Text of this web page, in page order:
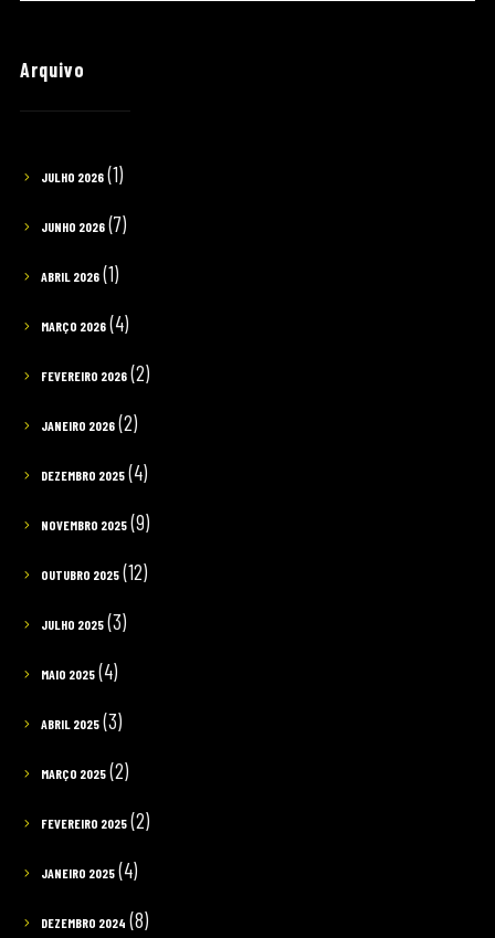
Arquivo
JULHO 2026(1)
JUNHO 2026(7)
ABRIL 2026(1)
MARÇO 2026(4)
FEVEREIRO 2026(2)
JANEIRO 2026(2)
DEZEMBRO 2025(4)
NOVEMBRO 2025(9)
OUTUBRO 2025(12)
JULHO 2025(3)
MAIO 2025(4)
ABRIL 2025(3)
MARÇO 2025(2)
FEVEREIRO 2025(2)
JANEIRO 2025(4)
DEZEMBRO 2024 (8)